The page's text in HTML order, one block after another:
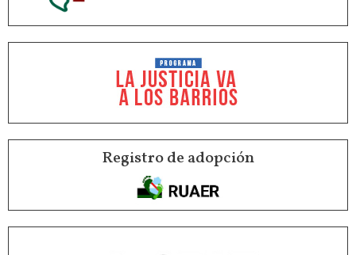
Registro de adopción